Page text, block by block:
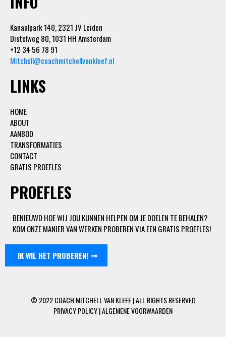
Kanaalpark 140, 2321 JV Leiden
Distelweg 80, 1031 HH Amsterdam
+12 34 56 78 91
Mitchell@coachmitchellvankleef.nl
LINKS
HOME
ABOUT
AANBOD
TRANSFORMATIES
CONTACT
GRATIS PROEFLES
PROEFLES
BENIEUWD HOE WIJ JOU KUNNEN HELPEN OM JE DOELEN TE BEHALEN?
KOM ONZE MANIER VAN WERKEN PROBEREN VIA EEN GRATIS PROEFLES!
IK WIL HET PROBEREN!
© 2022 COACH MITCHELL VAN KLEEF | ALL RIGHTS RESERVED
PRIVACY POLICY | ALGEMENE VOORWAARDEN